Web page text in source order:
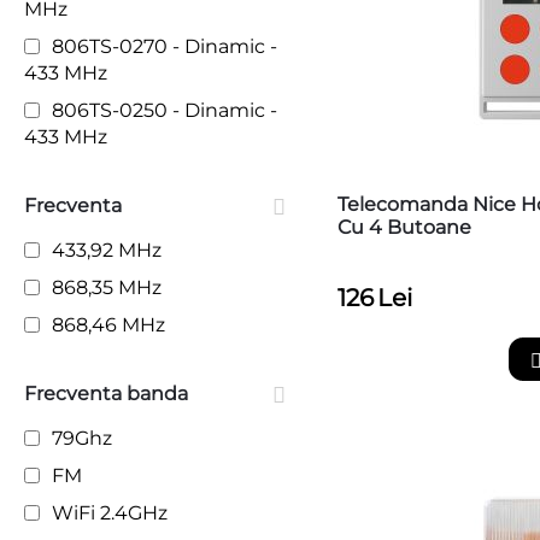
HOPP
HYPPO
ICARO SMART AC A
ICARO ULTRA AC A
LFAB 4000
LFAB 4024
LFAB 4024 HS
MFAB 3024 HS
NICE HOME
OLTRE 182
MHz
806TS-0270 - Dinamic -
433 MHz
806TS-0250 - Dinamic -
433 MHz
Frecventa
433,92 MHz
868,35 MHz
868,46 MHz
Frecventa banda
79Ghz
FM
WiFi 2.4GHz
Telecomanda Nice
Cu 4 Butoane
126 Lei